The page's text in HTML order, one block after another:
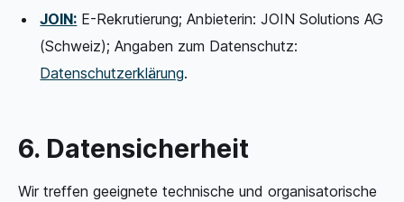
JOIN: E-Rekrutierung; Anbieterin: JOIN Solutions AG
(Schweiz); Angaben zum Datenschutz:
Datenschutzerklärung.
6. Datensicherheit
Wir treffen geeignete technische und organisatorische